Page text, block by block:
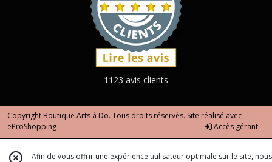
1123 avis clients
Copyright Boutique Arts à Do. Tous droits réservés. Site réalisé avec
eProShopping
Accès gérant
Afin de vous offrir une expérience utilisateur optimale sur le site, nous